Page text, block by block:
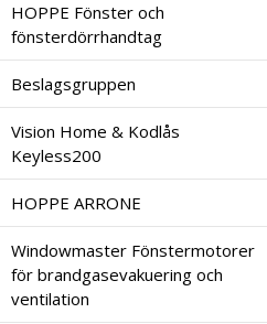
HOPPE Fönster och
fönsterdörrhandtag
Beslagsgruppen
Vision Home & Kodlås
Keyless200
HOPPE ARRONE
Windowmaster Fönstermotorer
för brandgasevakuering och
ventilation